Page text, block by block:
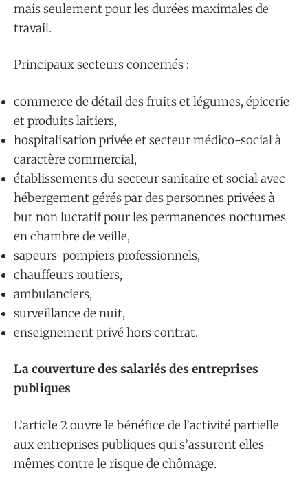
mais seulement pour les durées maximales de
travail.
Principaux secteurs concernés :
commerce de détail des fruits et légumes, épicerie
et produits laitiers,
hospitalisation privée et secteur médico-social à
caractère commercial,
établissements du secteur sanitaire et social avec
hébergement gérés par des personnes privées à
but non lucratif pour les permanences nocturnes
en chambre de veille,
sapeurs-pompiers professionnels,
chauffeurs routiers,
ambulanciers,
surveillance de nuit,
enseignement privé hors contrat.
La couverture des salariés des entreprises
publiques
L’article 2 ouvre le bénéfice de l’activité partielle
aux entreprises publiques qui s’assurent elles-
mêmes contre le risque de chômage.